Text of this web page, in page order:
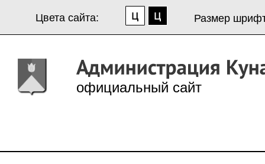
Цвета сайта: Размер
официальный сайт